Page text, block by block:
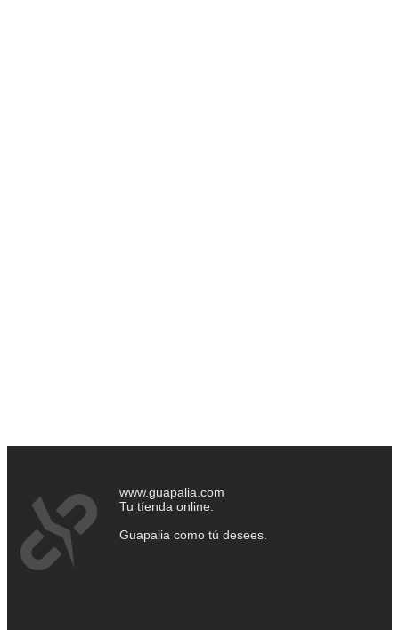
www.guapalia.com
Tu tíenda online.
Guapalia como tú desees.